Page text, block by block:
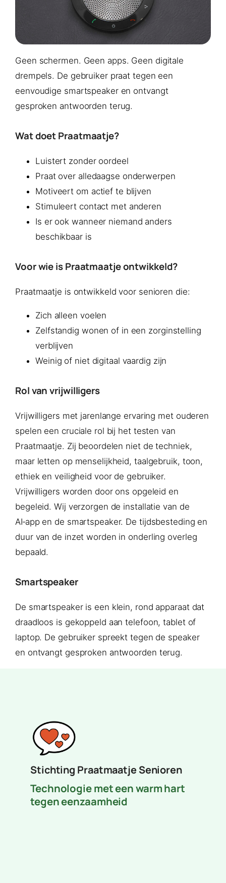
Geen schermen. Geen apps. Geen digitale
drempels. De gebruiker praat tegen een
eenvoudige smartspeaker en ontvangt
gesproken antwoorden terug.
Wat doet Praatmaatje?
Luistert zonder oordeel
Praat over alledaagse onderwerpen
Motiveert om actief te blijven
Stimuleert contact met anderen
Is er ook wanneer niemand anders
beschikbaar is
Voor wie is Praatmaatje ontwikkeld?
Praatmaatje is ontwikkeld voor senioren die:
Zich alleen voelen
Zelfstandig wonen of in een zorginstelling
verblijven
Weinig of niet digitaal vaardig zijn
Rol van vrijwilligers
Vrijwilligers met jarenlange ervaring met ouderen
spelen een cruciale rol bij het testen van
Praatmaatje. Zij beoordelen niet de techniek,
maar letten op menselijkheid, taalgebruik, toon,
ethiek en veiligheid voor de gebruiker.
Vrijwilligers worden door ons opgeleid en
begeleid. Wij verzorgen de installatie van de
AI‑app en de smartspeaker. De tijdsbesteding en
duur van de inzet worden in onderling overleg
bepaald.
Smartspeaker
De smartspeaker is een klein, rond apparaat dat
draadloos is gekoppeld aan telefoon, tablet of
laptop. De gebruiker spreekt tegen de speaker
en ontvangt gesproken antwoorden terug.
Stichting Praatmaatje Senioren
Technologie met een warm hart
tegen eenzaamheid